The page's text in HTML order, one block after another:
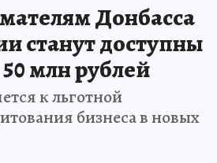
Донбасса
станут доступны
млн рублей
к льготной
бизнеса в новых